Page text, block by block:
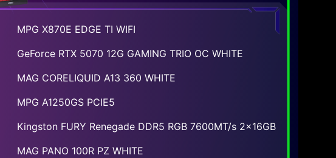
MPG X870E EDGE TI WIFI
GeForce RTX 5070 12G GAMING TRIO OC WHITE
MAG CORELIQUID A13 360 WHITE
MPG A1250GS PCIE5
Kingston FURY Renegade DDR5 RGB 7600MT/s 2x16GB
MAG PANO 100R PZ WHITE